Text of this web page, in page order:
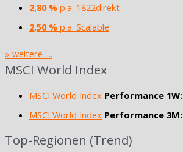
2,80 % p.a. 1822direkt
2,50 % p.a. Scalable
» weitere ....
MSCI World Index
MSCI World Index Performance 1W:
MSCI World Index Performance 3M:
Top-Regionen (Trend)